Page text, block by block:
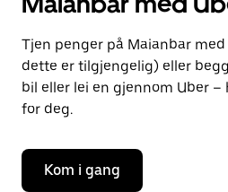
Tjen penger på Maianbar
dette er tilgjengelig) eller
bil eller lei en gjennom Uber –
for deg.
Kom i gang